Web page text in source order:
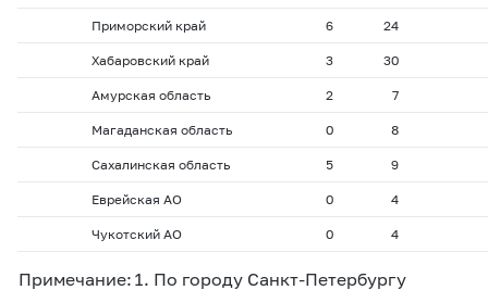
Приморский край 6 24
Хабаровский край 3 30
Амурская область 2 7
Магаданская область 0 8
Сахалинская область 5 9
Еврейская АО 0 4
Чукотский АО 0 4
Примечание: 1. По городу Санкт-Петербургу